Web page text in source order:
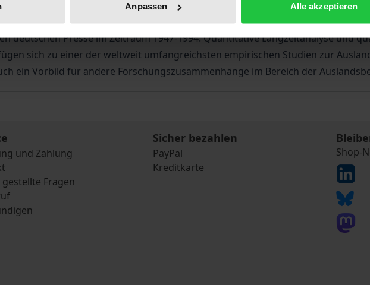
Anpassen Alle akzeptieren
zu Bildstrukturen, Entstehungsbedingungen und Wirkungspotentialen der
systematisch Nahtstellen von Medien, Politik, Kultur und Gesellschaft
deutschen Presse im Zeitraum 1947-1994. Quantitative Langzeitanalyse und
sich zu einer der weltweit umfangreichsten empirischen Studien zur
ein Vorbild für andere Forschungszusammenhänge im Bereich der
und Zahlung
Fragen
Sicher bezahlen
PayPal
Kreditkarte
Shop-